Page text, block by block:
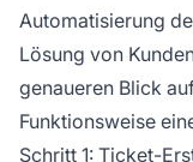
Automatisierung
Lösung von
genaueren Blick
Funktionsweise
Schritt 1: Ticket-